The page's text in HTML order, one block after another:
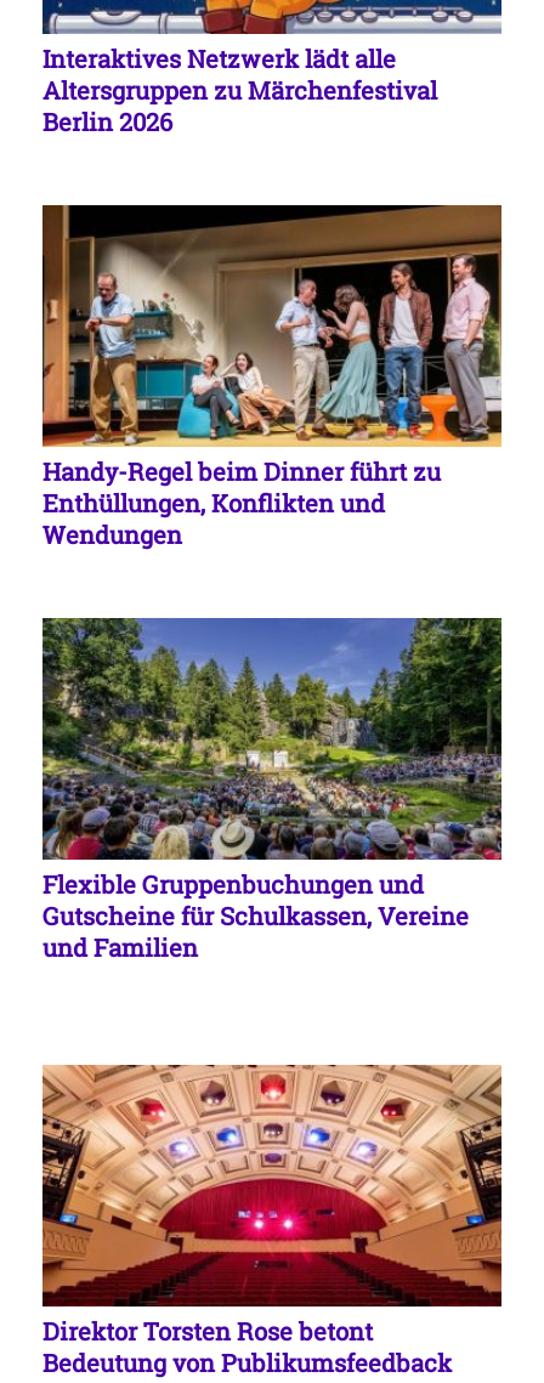
Interaktives Netzwerk lädt alle
Altersgruppen zu Märchenfestival
Berlin 2026
Handy-Regel beim Dinner führt zu
Enthüllungen, Konflikten und
Wendungen
Flexible Gruppenbuchungen und
Gutscheine für Schulkassen, Vereine
und Familien
Direktor Torsten Rose betont
Bedeutung von Publikumsfeedback